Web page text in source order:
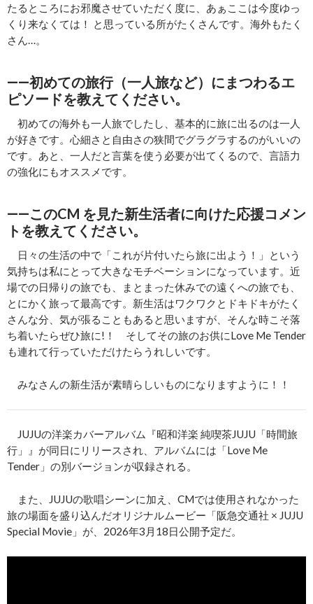
たるところにお邪魔させていただく度に、あぁここは今度ゆっ
くり来なくては！ と思っている所がたくさんです。海外もたく
さん…。
――初めての旅行（一人旅など）にまつわるエ
ピソードを教えてください。
初めての海外も一人旅でしたし、基本的に旅に出るのは一人
が好きです。心細さと自由さの狭間でグラグラするのがいいの
です。あと、一人だと言葉を使う必要が出てくるので、言語力
の強化にもオススメです。
――このCM を見た新生活者に向けた応援コメン
トを教えてください。
日々の生活の中で「これが片付いたら旅に出よう！」という
気持ちは私にとって大きなモチベーションになっています。近
場での日帰りの旅でも、まとまった休みでの遠くへの旅でも、
とにかく旅って最高です。新生活はワクワクとドキドキがたく
さんな分、気が張ることもあると思いますが、そんな時こそ落
ち着いたらぜひ旅に!！ そしてその旅のお供にLove Me Tender
も連れて行っていただけたらうれしいです。
みなさんの新生活が素晴らしいものになりますように！！
JUJUの洋楽カバーアルバム『昭和洋楽 純喫茶JUJU「時間旅
行」』が同日にリリースされ、アルバムには「Love Me
Tender」の別バージョンが収録される。
また、JUJUの歌唱シーンに加え、CMでは使用されなかった
旅の場面を盛り込んだオリジナルムービー「阪急交通社 × JUJU
Special Movie」が、2026年3月18日公開予定だ。